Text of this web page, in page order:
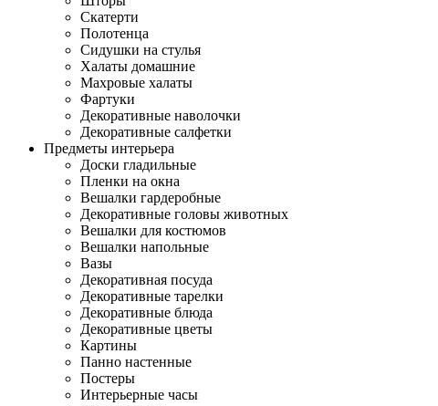
Скатерти
Полотенца
Сидушки на стулья
Халаты домашние
Махровые халаты
Фартуки
Декоративные наволочки
Декоративные салфетки
Предметы интерьера
Доски гладильные
Пленки на окна
Вешалки гардеробные
Декоративные головы животных
Вешалки для костюмов
Вешалки напольные
Вазы
Декоративная посуда
Декоративные тарелки
Декоративные блюда
Декоративные цветы
Картины
Панно настенные
Постеры
Интерьерные часы